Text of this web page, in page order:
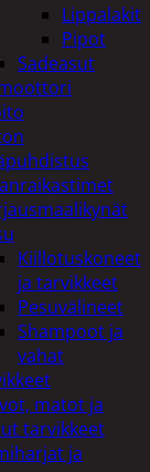
Lippalakit
Pipot
Sadeasut
moottori
Kiillotuskoneet
ja tarvikkeet
Pesuvälineet
Shampoot ja
vahat
matot ja
tarvikkeet
ja